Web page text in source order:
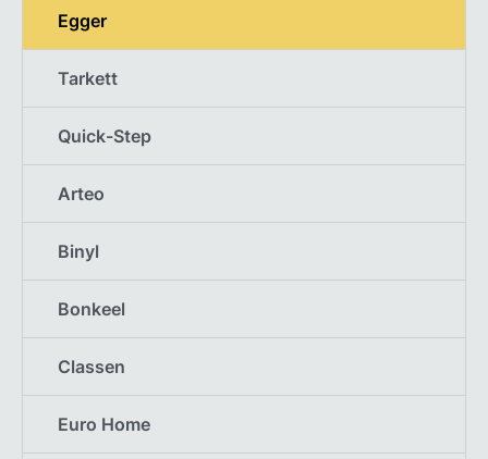
Egger
Tarkett
Quick-Step
Arteo
Binyl
Bonkeel
Classen
Euro Home